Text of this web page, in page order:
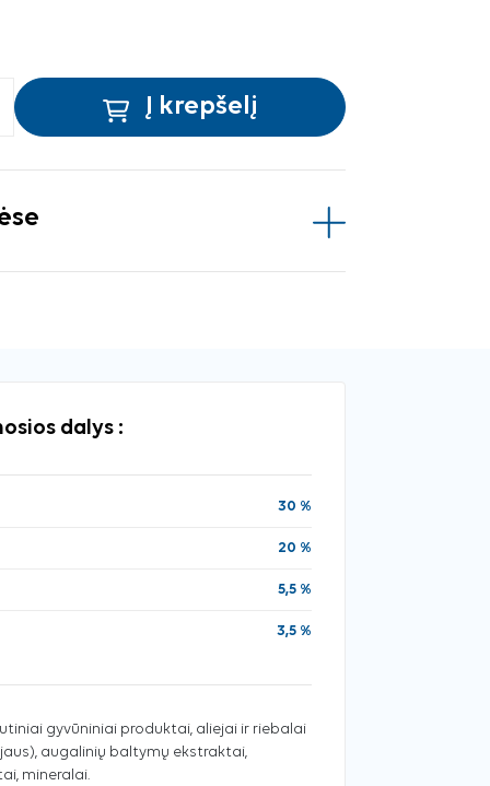
Į krepšelį
dalys :
30 %
20 %
5,5 %
3,5 %
gyvūniniai produktai, aliejai ir riebalai
augalinių baltymų ekstraktai,
mineralai.